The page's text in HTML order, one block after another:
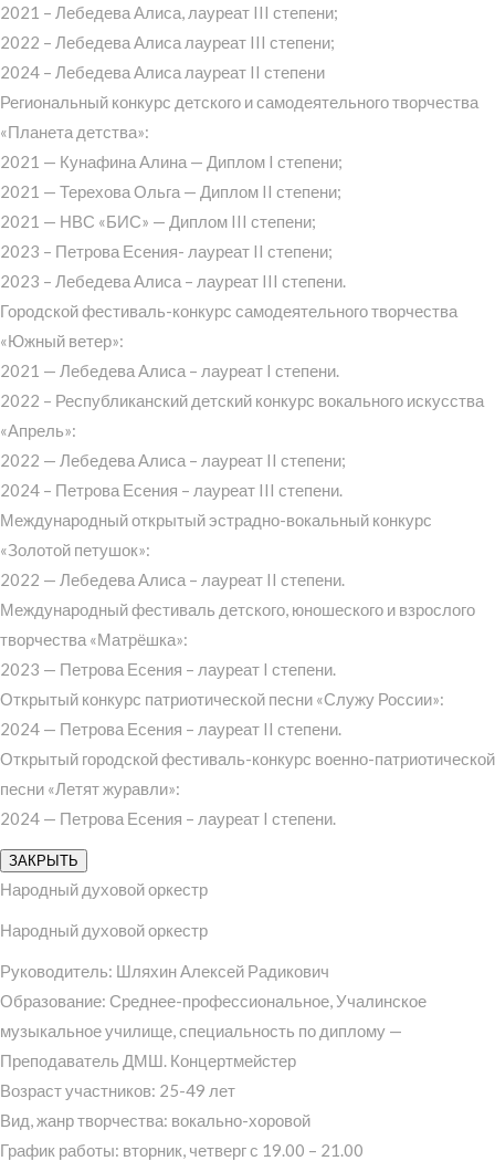
2021 – Лебедева Алиса, лауреат III степени;
2022 – Лебедева Алиса лауреат III степени;
2024 – Лебедева Алиса лауреат II степени
Региональный конкурс детского и самодеятельного творчества
«Планета детства»:
2021 — Кунафина Алина — Диплом I степени;
2021 — Терехова Ольга — Диплом II степени;
2021 — НВС «БИС» — Диплом III степени;
2023 – Петрова Есения- лауреат II степени;
2023 – Лебедева Алиса – лауреат III степени.
Городской фестиваль-конкурс самодеятельного творчества
«Южный ветер»:
2021 — Лебедева Алиса – лауреат I степени.
2022 – Республиканский детский конкурс вокального искусства
«Апрель»:
2022 — Лебедева Алиса – лауреат II степени;
2024 – Петрова Есения – лауреат III степени.
Международный открытый эстрадно-вокальный конкурс
«Золотой петушок»:
2022 — Лебедева Алиса – лауреат II степени.
Международный фестиваль детского, юношеского и взрослого
творчества «Матрёшка»:
2023 — Петрова Есения – лауреат I степени.
Открытый конкурс патриотической песни «Служу России»:
2024 — Петрова Есения – лауреат II степени.
Открытый городской фестиваль-конкурс военно-патриотической
песни «Летят журавли»:
2024 — Петрова Есения – лауреат I степени.
ЗАКРЫТЬ
Народный духовой оркестр
Народный духовой оркестр
Руководитель: Шляхин Алексей Радикович
Образование: Среднее-профессиональное, Учалинское
музыкальное училище, специальность по диплому —
Преподаватель ДМШ. Концертмейстер
Возраст участников: 25-49 лет
Вид, жанр творчества: вокально-хоровой
График работы: вторник, четверг с 19.00 – 21.00